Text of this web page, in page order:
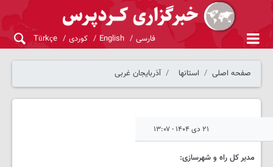
فارسی English کوردی Türkçe
صفحه اصلی استانها آذربایجان غربی
۲۱ دی ۱۴۰۴ - ۱۳:۰۷
مدیر کل راه و شهرسازی: